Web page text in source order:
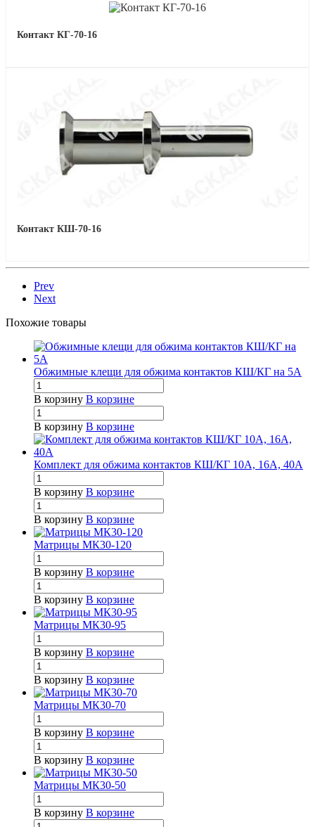
Контакт КГ-70-16
Контакт КШ-70-16
Prev
Next
Похожие товары
Обжимные клещи для обжима контактов КШ/КГ на 5А
В корзину В корзине
В корзину В корзине
Комплект для обжима контактов КШ/КГ 10А, 16А, 40А
В корзину В корзине
В корзину В корзине
Матрицы МК30-120
В корзину В корзине
В корзину В корзине
Матрицы МК30-95
В корзину В корзине
В корзину В корзине
Матрицы МК30-70
В корзину В корзине
В корзину В корзине
Матрицы МК30-50
В корзину В корзине